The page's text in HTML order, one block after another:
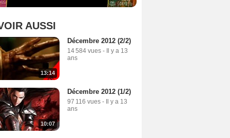
AUSSI
13:14
Décembre 2012 (2/2)
14 584 vues - Il y a 13
ans
10:07
Décembre 2012 (1/2)
97 116 vues - Il y a 13
ans